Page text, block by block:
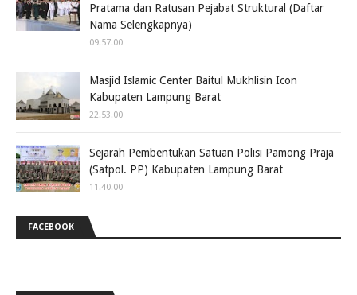
Pratama dan Ratusan Pejabat Struktural (Daftar
Nama Selengkapnya)
09.57.00
Masjid Islamic Center Baitul Mukhlisin Icon
Kabupaten Lampung Barat
22.53.00
Sejarah Pembentukan Satuan Polisi Pamong Praja
(Satpol. PP) Kabupaten Lampung Barat
11.40.00
FACEBOOK